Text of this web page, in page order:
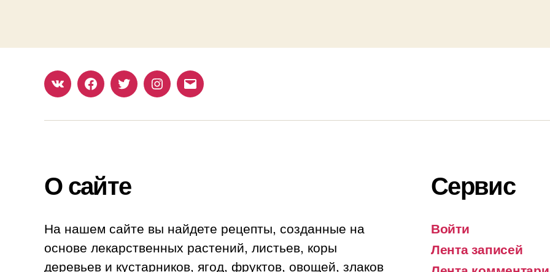
ВКонтактеFacebookTwitterInstagram
Наш
О сайте
На нашем сайте вы найдете рецепты, созданные на
основе лекарственных растений, листьев, коры
деревьев и кустарников, ягод, фруктов, овощей, злаков
Сервис
Войти
Лента записей